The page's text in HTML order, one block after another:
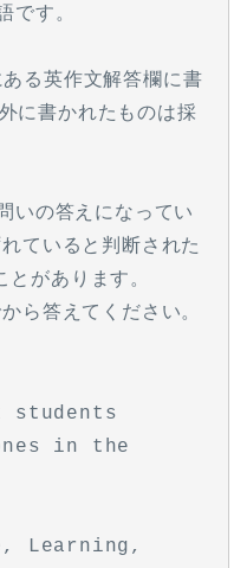
です。
る英作文解答欄に書
に書かれたものは採
いの答えになってい
ていると判断された
があります。
ら答えてください。
students
in the
Learning,